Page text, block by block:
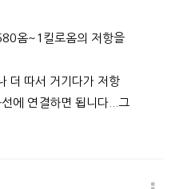
옴~1킬로옴의 저항을
더 따서 거기다가 저항
에 연결하면 됩니다...그